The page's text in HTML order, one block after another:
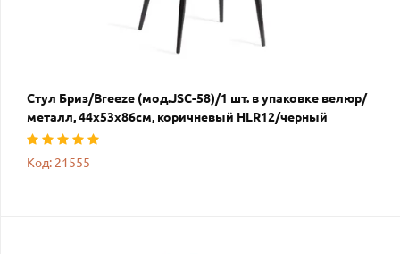
Стул Бриз/Breeze (мод.JSC-58)/1 шт. в упаковке велюр/
металл, 44х53х86см, коричневый HLR12/черный
Код: 21555